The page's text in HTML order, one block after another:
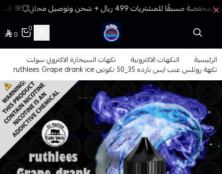
🎯
فيب المدينة
0
0
الرئيسية النكهات الاكترونية نكهات السيجارة الاكتروني سولت
نكهة روثلس عنب ايس بارده 35_50 نكوتين ruthlees Grape drank ice